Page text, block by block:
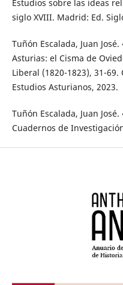
Estudios sobre las ideas
siglo XVIII. Madrid: Ed.
Tuñón Escalada, Juan
Asturias: el Cisma de
Liberal (1820-1823), 31-
Estudios Asturianos, 2023.
Tuñón Escalada, Juan
Cuadernos de